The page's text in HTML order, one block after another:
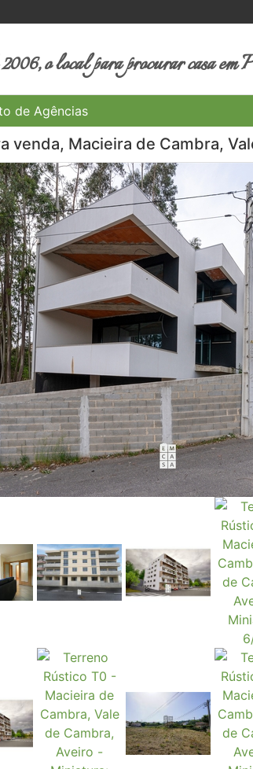
o local para procurar casa em
de Agências
venda, Macieira de Cambra,